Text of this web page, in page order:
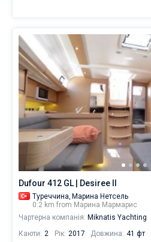
Dufour 412 GL | Desiree II
Туреччина, Марина Нетсель
0.2 km from Марина Мармарис
Чартерна компанія: Miknatis Yachting
Каюти: 2 Рік: 2017 Довжина: 41 фт